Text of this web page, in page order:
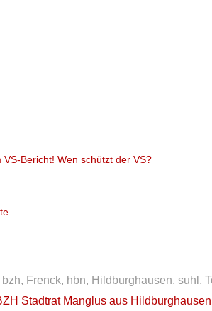
VS-Bericht! Wen schützt der VS?
bzh, Frenck, hbn, Hildburghausen, suhl ,
Stadtrat Manglus aus Hildburghausen